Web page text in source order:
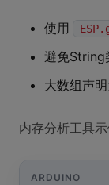
使用
避免String
大数组声
内存分析工具示
ARDUINO